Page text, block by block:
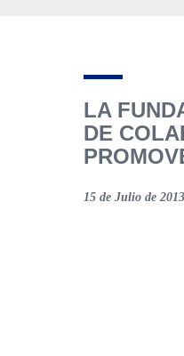
LA
DE
15 de Julio de 2013